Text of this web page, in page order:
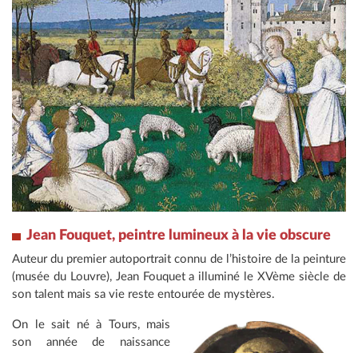
Jean Fouquet, peintre lumineux à la vie obscure
Auteur du premier autoportrait connu de l’histoire de la peinture
(musée du Louvre), Jean Fouquet a illuminé le XVème siècle de
son talent mais sa vie reste entourée de mystères.
On le sait né à Tours, mais
son année de naissance